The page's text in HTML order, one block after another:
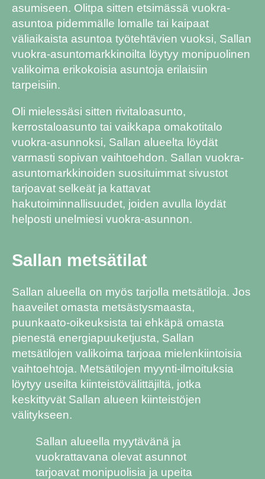
asumiseen. Olitpa sitten etsimässä vuokra-
asuntoa pidemmälle lomalle tai kaipaat
väliaikaista asuntoa työtehtävien vuoksi, Sallan
vuokra-asuntomarkkinoilta löytyy monipuolinen
valikoima erikokoisia asuntoja erilaisiin
tarpeisiin.
Oli mielessäsi sitten rivitaloasunto,
kerrostaloasunto tai vaikkapa omakotitalo
vuokra-asunnoksi, Sallan alueelta löydät
varmasti sopivan vaihtoehdon. Sallan vuokra-
asuntomarkkinoiden suosituimmat sivustot
tarjoavat selkeät ja kattavat
hakutoiminnallisuudet, joiden avulla löydät
helposti unelmiesi vuokra-asunnon.
Sallan metsätilat
Sallan alueella on myös tarjolla metsätiloja. Jos
haaveilet omasta metsästysmaasta,
puunkaato-oikeuksista tai ehkäpä omasta
pienestä energiapuuketjusta, Sallan
metsätilojen valikoima tarjoaa mielenkiintoisia
vaihtoehtoja. Metsätilojen myynti-ilmoituksia
löytyy useilta kiinteistövälittäjiltä, jotka
keskittyvät Sallan alueen kiinteistöjen
välitykseen.
Sallan alueella myytävänä ja
vuokrattavana olevat asunnot
tarjoavat monipuolisia ja upeita